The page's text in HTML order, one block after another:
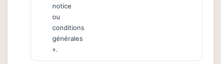
notice
ou
conditions
générales
».